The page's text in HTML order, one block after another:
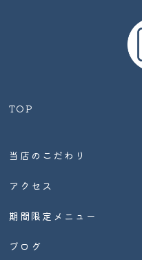
TOP
当店のこだわり
アクセス
期間限定メニュー
ブログ